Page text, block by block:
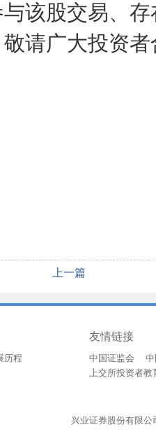
该股交易、
请广大投资
上一篇
历程
友情链接
中国证监会
上交所投资者教
兴业证券股份有限